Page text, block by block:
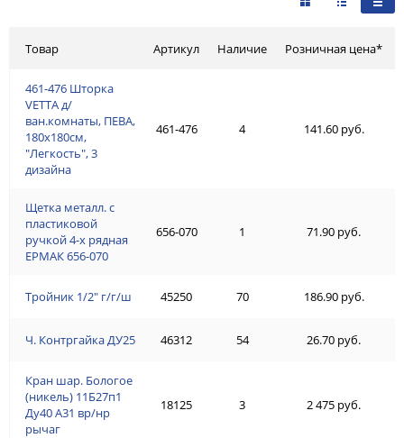
Товар
461-476 Шторка
VETTA д/
ван.комнаты, ПЕВА,
180x180см,
"Легкость", 3
дизайна
Щетка металл. с
пластиковой
ручкой 4-х рядная
ЕРМАК 656-070
Тройник 1/2" г/г/ш
Ч. Контргайка ДУ25
Кран шар. Бологое
(никель) 11Б27п1
Ду40 А31 вр/нр
рычаг
Артикул Наличие Розничная цена*
461-476 4 141.60 руб.
656-070 1 71.90 руб.
45250 70 186.90 руб.
46312 54 26.70 руб.
18125 3 2 475 руб.